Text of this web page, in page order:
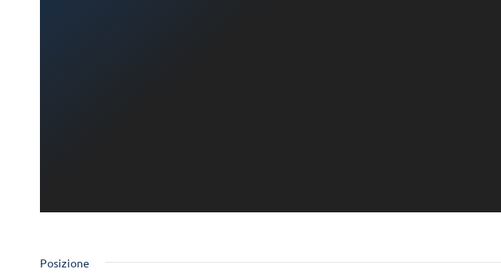
Posizione